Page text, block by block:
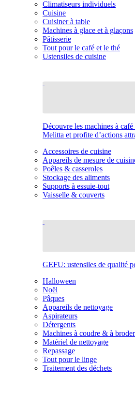
Climatiseurs individuels
Cuisine
Cuisiner à table
Machines à glace et à glaçons
Pâtisserie
Tout pour le café et le thé
Ustensiles de cuisine
Découvre les machines à
Melitta et profite d’actions
Accessoires de cuisine
Appareils de mesure de
Poêles & casseroles
Stockage des aliments
Supports à essuie-tout
Vaisselle & couverts
GEFU: ustensiles de qualité
Halloween
Noël
Pâques
Appareils de nettoyage
Aspirateurs
Détergents
Machines à coudre & à broder
Matériel de nettoyage
Repassage
Tout pour le linge
Traitement des déchets